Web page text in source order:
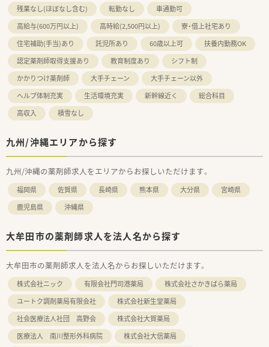
残業なし(ほぼなし含む)
転勤なし
車通勤可
高給与(600万円以上)
高時給(2,500円以上)
寮・借上社宅あり
住宅補助(手当)あり
託児所あり 60歳以上可
扶養内勤務OK
認定薬剤師取得支援あり
教育制度あり
シフト制
かかりつけ薬剤師
大手チェーン
大手チェーン以外
ヘルプ体制充実
生活環境充実 新幹線近く
総合科目
高収入
積雪なし
九州/沖縄エリアから探す
九州/沖縄の薬剤師求人をエリアからお探しいただけます。
福岡県 佐賀県 長崎県 熊本県 大分県
宮崎県
鹿児島県
沖縄県
大牟田市の薬剤師求人を法人名から探す
大牟田市の薬剤師求人を法人名からお探しいただけます。
株式会社ニック 有限会社門司港薬局
株式会社さかきばら薬局
ユートク調剤薬局有限会社
株式会社新生堂薬局
社会医療法人社団 高野会
株式会社大賀薬局
医療法人 南川整形外科病院
株式会社大信薬局